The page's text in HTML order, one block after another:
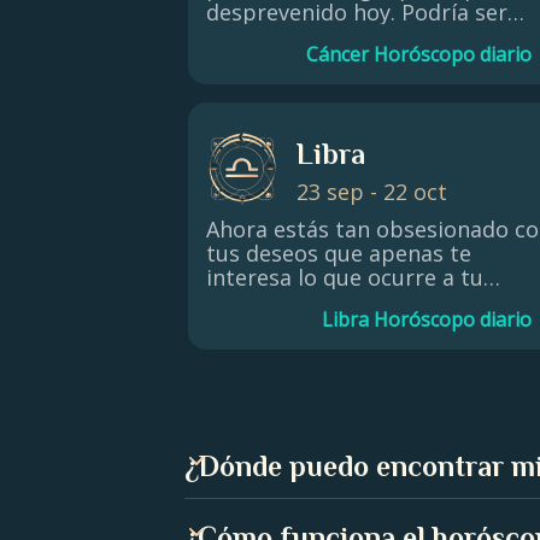
desprevenido hoy. Podría ser
seco. Tal vez una nueva
ayude a recaudar fondos o a
dejar tu huella....
Cáncer Horóscopo diario
Libra
23 sep - 22 oct
Ahora estás tan obsesionado
tus deseos que apenas te
interesa lo que ocurre a tu
durante un tiempo. Los astros
Libra Horóscopo diario
¿Dónde puedo encontrar
Abre la aplicación Astroline e